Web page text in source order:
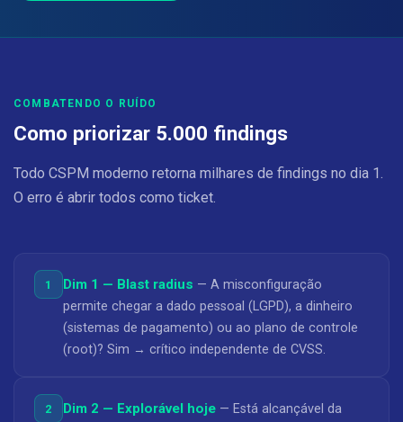
COMBATENDO O RUÍDO
Como priorizar 5.000 findings
Todo CSPM moderno retorna milhares de findings no dia 1.
O erro é abrir todos como ticket.
1 Dim 1 — Blast radius — A misconfiguração
permite chegar a dado pessoal (LGPD), a dinheiro
(sistemas de pagamento) ou ao plano de controle
(root)? Sim → crítico independente de CVSS.
2 Dim 2 — Explorável hoje — Está alcançável da